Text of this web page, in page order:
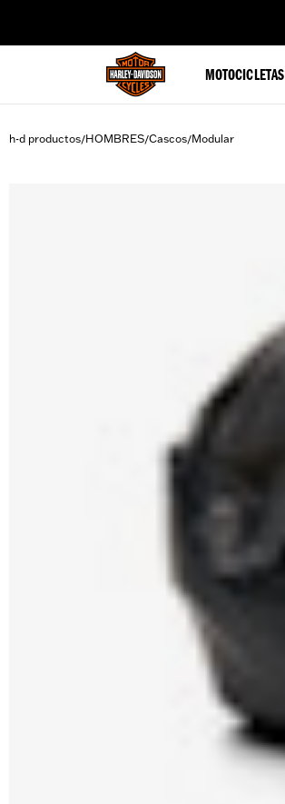
MOTOCICLETAS
h-d productos/HOMBRES/Cascos/Modular